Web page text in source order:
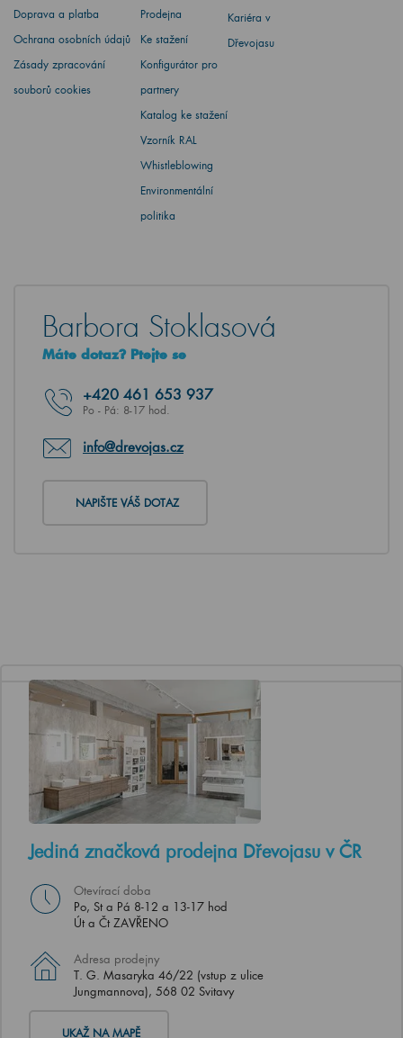
Doprava a platba
Ochrana osobních údajů
Zásady zpracování
souborů cookies
Prodejna
Ke stažení
Konfigurátor pro
partnery
Katalog ke stažení
Vzorník RAL
Whistleblowing
Environmentální
politika
Kariéra v
Dřevojasu
Barbora Stoklasová
Máte dotaz? Ptejte se
+420 461 653 937
Po - Pá: 8-17 hod.
info@drevojas.cz
NAPIŠTE VÁŠ DOTAZ
Jediná značková prodejna Dřevojasu v ČR
Otevírací doba
Po, St a Pá 8-12 a 13-17 hod
Út a Čt ZAVŘENO
Adresa prodejny
T. G. Masaryka 46/22 (vstup z ulice
Jungmannova), 568 02 Svitavy
UKAŽ NA MAPĚ